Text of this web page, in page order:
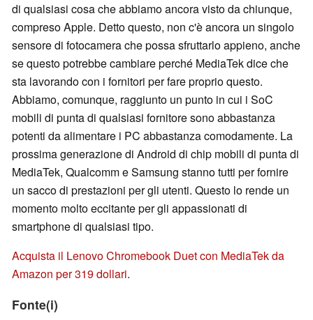
di qualsiasi cosa che abbiamo ancora visto da chiunque,
compreso Apple. Detto questo, non c'è ancora un singolo
sensore di fotocamera che possa sfruttarlo appieno, anche
se questo potrebbe cambiare perché MediaTek dice che
sta lavorando con i fornitori per fare proprio questo.
Abbiamo, comunque, raggiunto un punto in cui i SoC
mobili di punta di qualsiasi fornitore sono abbastanza
potenti da alimentare i PC abbastanza comodamente. La
prossima generazione di Android di chip mobili di punta di
MediaTek, Qualcomm e Samsung stanno tutti per fornire
un sacco di prestazioni per gli utenti. Questo lo rende un
momento molto eccitante per gli appassionati di
smartphone di qualsiasi tipo.
Acquista il Lenovo Chromebook Duet con MediaTek da
Amazon per 319 dollari.
Fonte(i)